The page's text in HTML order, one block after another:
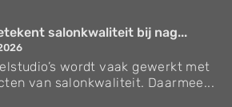
salonkwaliteit bij nag...
wordt vaak gewerkt met
van salonkwaliteit. Daarmee...